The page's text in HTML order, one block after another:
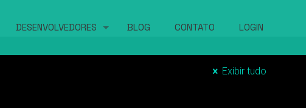
DESENVOLVEDORES BLOG CONTATO LOGIN
Exibir tudo